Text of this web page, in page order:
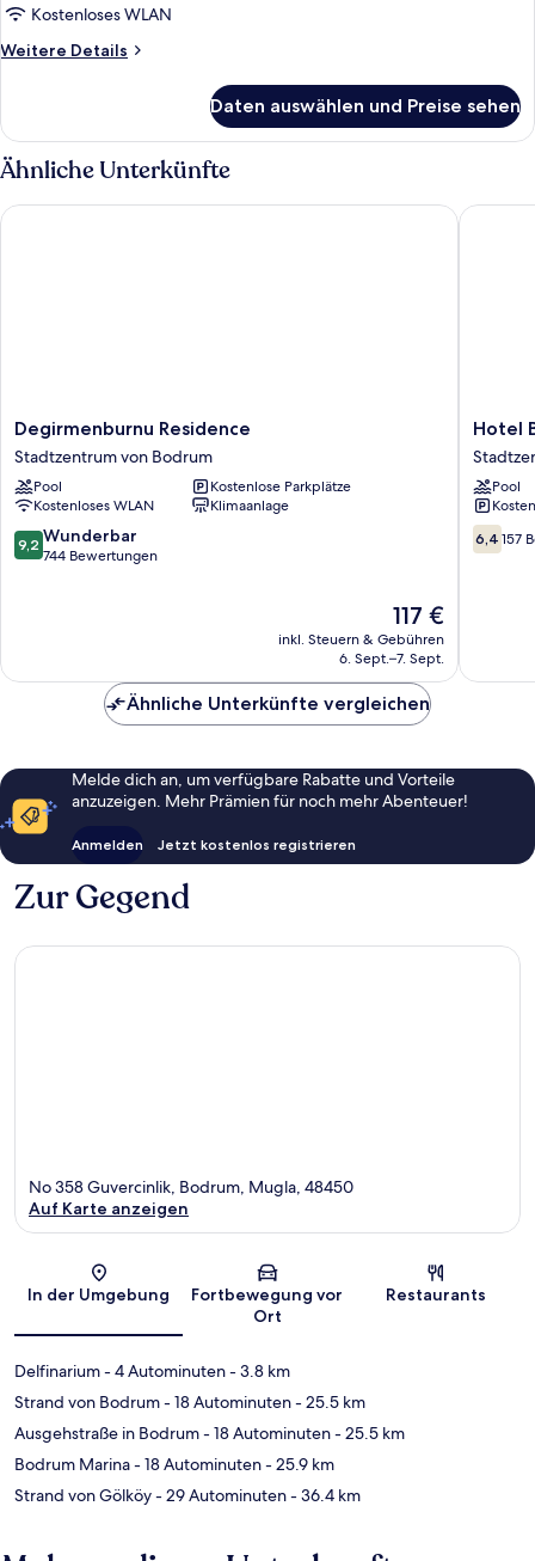
Kostenloses WLAN
Weitere Details
Weitere
Daten auswählen und Preise sehen
Ähnliche Unterkünfte
Degirmenburnu
Residence
Stadtzentrum
von
Bodrum
Degirmenburnu Residence
Stadtzentrum von Bodrum
Pool
Kostenlose Parkplätze
Kostenloses WLAN
Klimaanlage
9.2
von
9,2 Wunderbar
744 Bewertungen
Der
Preis
beträgt
117 €
inkl. Steuern & Gebühren
6. Sept.–7. Sept.
Degirmenburnu Residence
Hotel
Bleu
Nuit
Bodrum
von
Bodrum
Hotel
Pool
6.4
von
6,4 157
Hotel
Ähnliche Unterkünfte vergleichen
Melde dich an, um verfügbare Rabatte und Vorteile
anzuzeigen. Mehr Prämien für noch mehr Abenteuer!
Anmelden Jetzt kostenlos registrieren
Zur Gegend
Karte
No 358 Guvercinlik, Bodrum, Mugla, 48450
Auf Karte anzeigen
In der Umgebung
Fortbewegung vor
Ort
Restaurants
Delfinarium- 4 Autominuten- 3.8 km
Strand von Bodrum- 18 Autominuten- 25.5 km
Ausgehstraße in Bodrum- 18 Autominuten- 25.5 km
Bodrum Marina- 18 Autominuten- 25.9 km
Strand von Gölköy- 29 Autominuten- 36.4 km